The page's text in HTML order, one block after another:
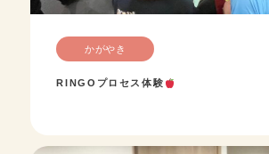
かがやき
RINGOプロセス体験